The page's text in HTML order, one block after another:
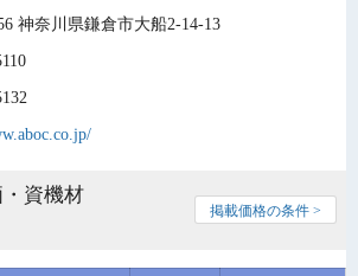
神奈川県鎌倉市大船2-14-13
資機材
掲載価格の条件 >